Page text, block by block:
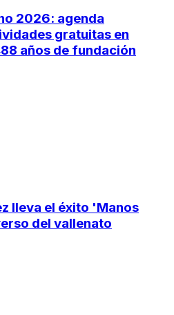
2026: agenda
gratuitas en
años de fundación
lleva el éxito 'Manos
del vallenato